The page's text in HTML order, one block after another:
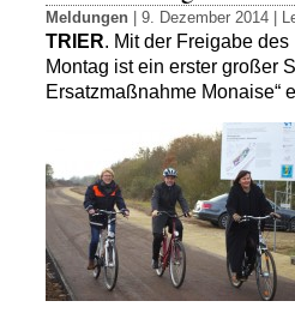
Meldungen | 9. Dezember 2014 |
TRIER. Mit der Freigabe
Montag ist ein erster großer
Ersatzmaßnahme Monaise“